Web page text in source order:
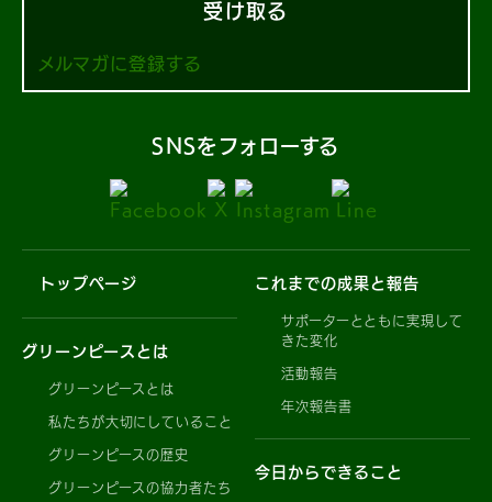
受け取る
メルマガに登録する
SNSをフォローする
トップページ
グリーンピースとは
グリーンピースとは
私たちが大切にしていること
グリーンピースの歴史
グリーンピースの協力者たち
これまでの成果と報告
サポーターとともに実現して
きた変化
活動報告
年次報告書
今日からできること